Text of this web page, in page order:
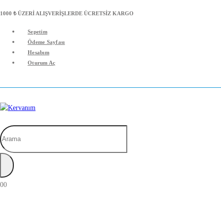
1000 ₺ ÜZERİ ALIŞVERİŞLERDE ÜCRETSİZ KARGO
Sepetim
Ödeme Sayfası
Hesabım
Oturum Aç
00